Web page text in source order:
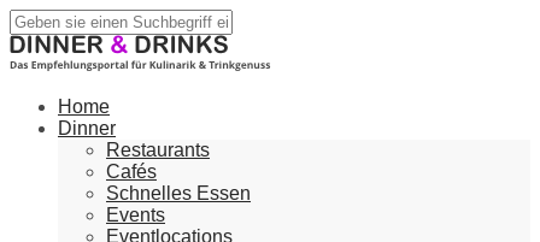
Home
Dinner
Restaurants
Cafés
Schnelles Essen
Events
Eventlocations